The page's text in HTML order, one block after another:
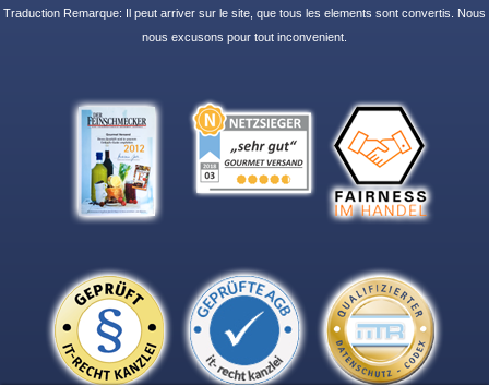
Traduction Remarque: Il peut arriver sur le site, que tous les elements sont convertis. Nous
nous excusons pour tout inconvenient.